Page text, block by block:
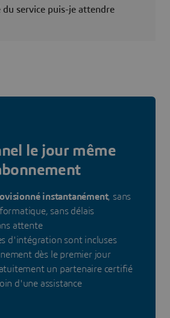
service puis-je attendre
le jour même
instantanément, sans
sans délais
attente
d'intégration sont incluses
dès le premier jour
un partenaire certifié
d'une assistance